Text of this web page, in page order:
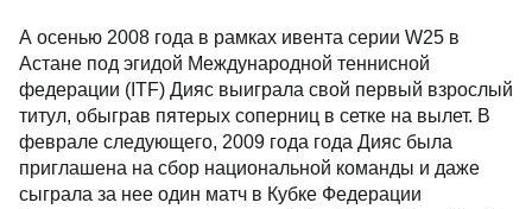
А осенью 2008 года в рамках ивента серии W25 в
Астане под эгидой Международной теннисной
федерации (ITF) Дияс выиграла свой первый взрослый
титул, обыграв пятерых соперниц в сетке на вылет. В
феврале следующего, 2009 года года Дияс была
приглашена на сбор национальной команды и даже
сыграла за нее один матч в Кубке Федерации